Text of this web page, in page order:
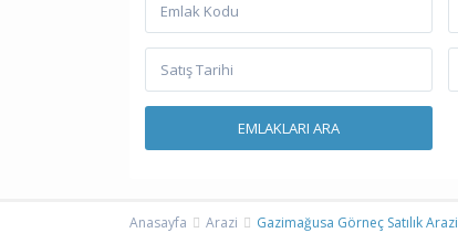
Anasayfa Arazi Gazimağusa Görneç Satılık Arazi